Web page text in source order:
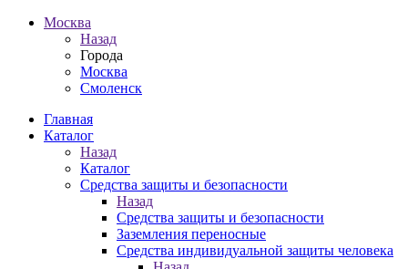
Москва
Назад
Города
Москва
Смоленск
Главная
Каталог
Назад
Каталог
Средства защиты и безопасности
Назад
Средства защиты и безопасности
Заземления переносные
Средства индивидуальной защиты человека